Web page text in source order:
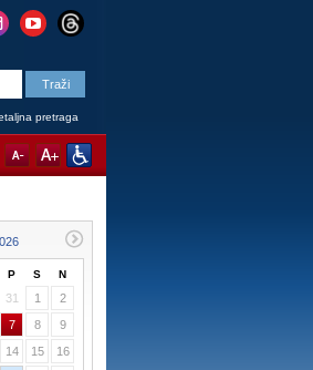
pretraga
P S N
31 1
2
7 8
9
14 15
16